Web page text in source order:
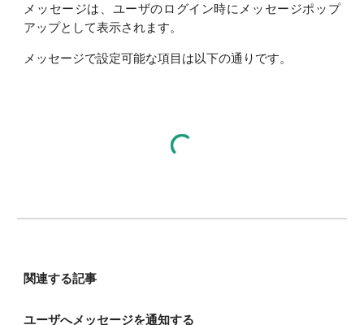
メッセージは、ユーザのログイン時にメッセージポップ
アップとして表示されます。
メッセージで設定可能な項目は以下の通りです。
関連する記事
ユーザへメッセージを通知する